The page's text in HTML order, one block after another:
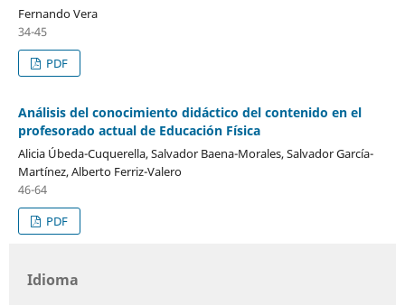
Fernando Vera
34-45
PDF
Análisis del conocimiento didáctico del contenido en el
profesorado actual de Educación Física
Alicia Úbeda-Cuquerella, Salvador Baena-Morales, Salvador García-
Martínez, Alberto Ferriz-Valero
46-64
PDF
Idioma